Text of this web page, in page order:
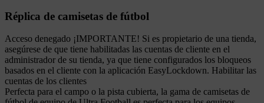
Réplica de camisetas de fútbol
Acceso denegado ¡IMPORTANTE! Si es propietario de una tienda,
asegúrese de que tiene habilitadas las cuentas de cliente en el
administrador de su tienda, ya que tiene configurados los bloqueos
basados en el cliente con la aplicación EasyLockdown. Habilitar las
cuentas de los clientes
Perfecta para el campo o la pista cubierta, la gama de camisetas de